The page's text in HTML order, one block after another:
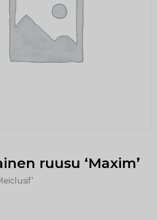
ruusu ‘Maxim’